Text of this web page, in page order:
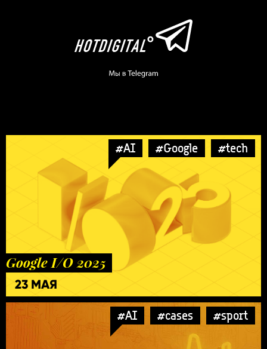
#AI #Google #tech
Google I/O 2025
23 МАЯ
#AI #cases #sport